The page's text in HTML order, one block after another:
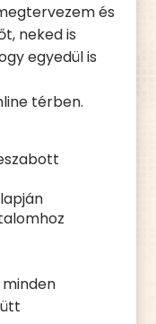
és
neked is
egyedül is
térben.